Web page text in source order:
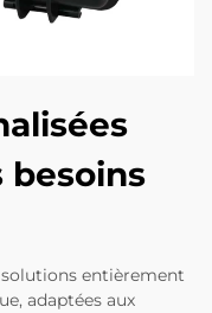
besoins
entièrement
adaptées aux